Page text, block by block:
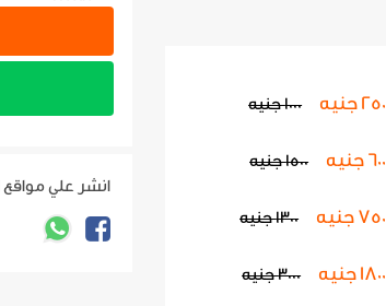
250 جنيه 1000 جنيه
600 جنيه 1500 جنيه
750 جنيه 1300 جنيه
1800 جنيه 3000 جنيه
2000 جنيه
انشر علي مواقع